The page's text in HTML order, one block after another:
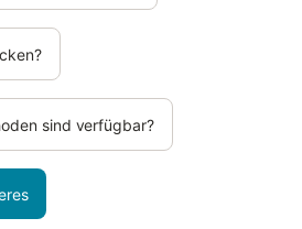
sind verfügbar?